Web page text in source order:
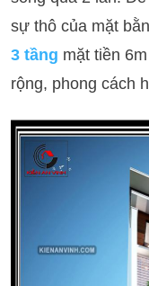
sự thô của mặt
3 tầng mặt tiền
rộng, phong cách